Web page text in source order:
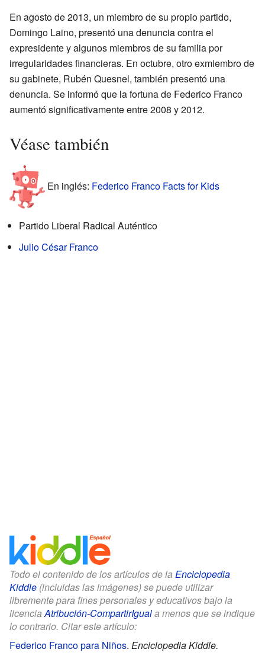
En agosto de 2013, un miembro de su propio partido,
Domingo Laino, presentó una denuncia contra el
expresidente y algunos miembros de su familia por
irregularidades financieras. En octubre, otro exmiembro de
su gabinete, Rubén Quesnel, también presentó una
denuncia. Se informó que la fortuna de Federico Franco
aumentó significativamente entre 2008 y 2012.
Véase también
En inglés: Federico Franco Facts for Kids
Partido Liberal Radical Auténtico
Julio César Franco
Todo el contenido de los artículos de la Enciclopedia
Kiddle (incluidas las imágenes) se puede utilizar
libremente para fines personales y educativos bajo la
licenciaAtribución-CompartirIguala menos que se indique
lo contrario. Citar este artículo:
Federico Franco para Niños. Enciclopedia Kiddle.